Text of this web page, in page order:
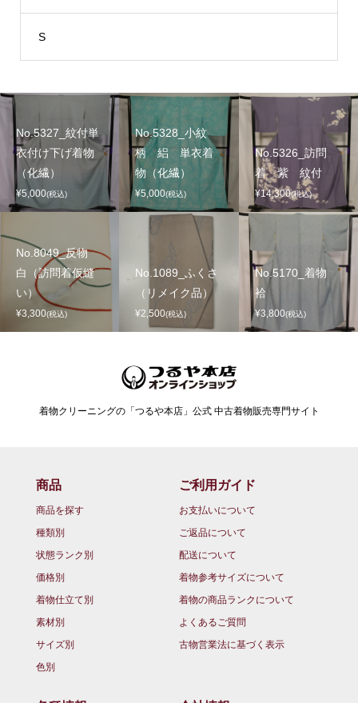
S
No.5327_紋付単
衣付け下げ着物
（化繊）
¥5,000(税込)
No.5328_小紋
柄 絽 単衣着
物（化繊）
¥5,000(税込)
No.5326_訪問
着 紫 紋付
¥14,300(税込)
No.8049_反物
白（訪問着仮縫
い）
¥3,300(税込)
No.1089_ふくさ
（リメイク品）
¥2,500(税込)
No.5170_着物
袷
¥3,800(税込)
着物クリーニングの「つるや本店」公式 中古着物販売専門サイト
商品
商品を探す
種類別
状態ランク別
価格別
着物仕立て別
素材別
サイズ別
色別
ご利用ガイド
お支払いについて
ご返品について
配送について
着物参考サイズについて
着物の商品ランクについて
よくあるご質問
古物営業法に基づく表示